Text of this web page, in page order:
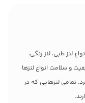
لنز طبی، لنز رنگی،
و سلامت انواع لنزها
تمامی لنزهایی که در